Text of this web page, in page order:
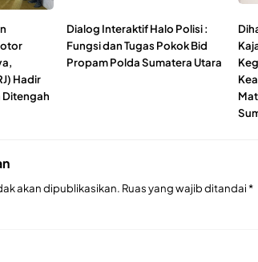
Hadir
Ditengah
Dialog Interaktif Halo Polisi :
Fungsi dan Tugas Pokok Bid
Propam Polda Sumatera Utara
akan dipublikasikan. Ruas yang wajib ditandai*